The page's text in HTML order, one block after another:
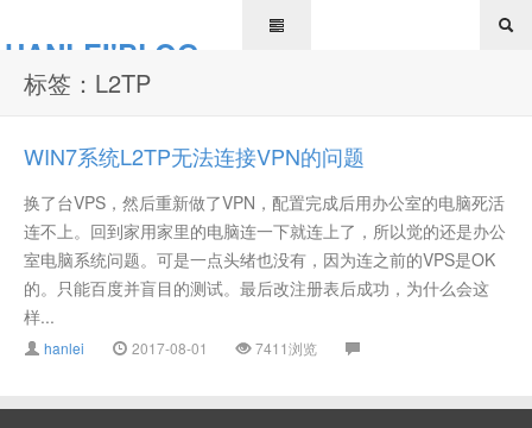
HANLEI'BLOG
标签：L2TP
WIN7系统L2TP无法连接VPN的问题
换了台VPS，然后重新做了VPN，配置完成后用办公室的电脑死活
连不上。回到家用家里的电脑连一下就连上了，所以觉的还是办公
室电脑系统问题。可是一点头绪也没有，因为连之前的VPS是OK
的。只能百度并盲目的测试。最后改注册表后成功，为什么会这
样...
hanlei 2017-08-01 7411浏览